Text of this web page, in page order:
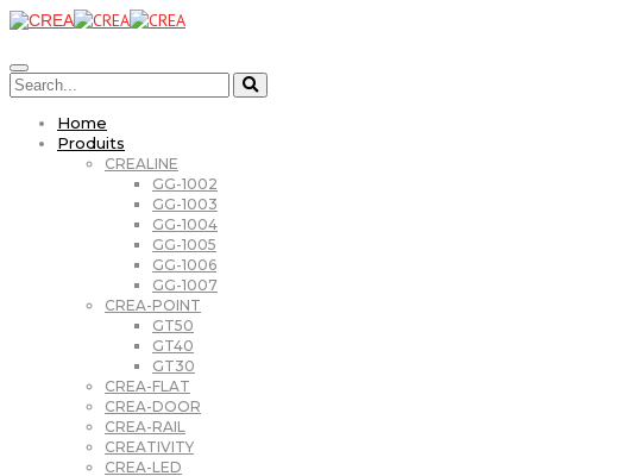
Home
Produits
CREALINE
GG-1002
GG-1003
GG-1004
GG-1005
GG-1006
GG-1007
CREA-POINT
GT50
GT40
GT30
CREA-FLAT
CREA-DOOR
CREA-RAIL
CREATIVITY
CREA-LED